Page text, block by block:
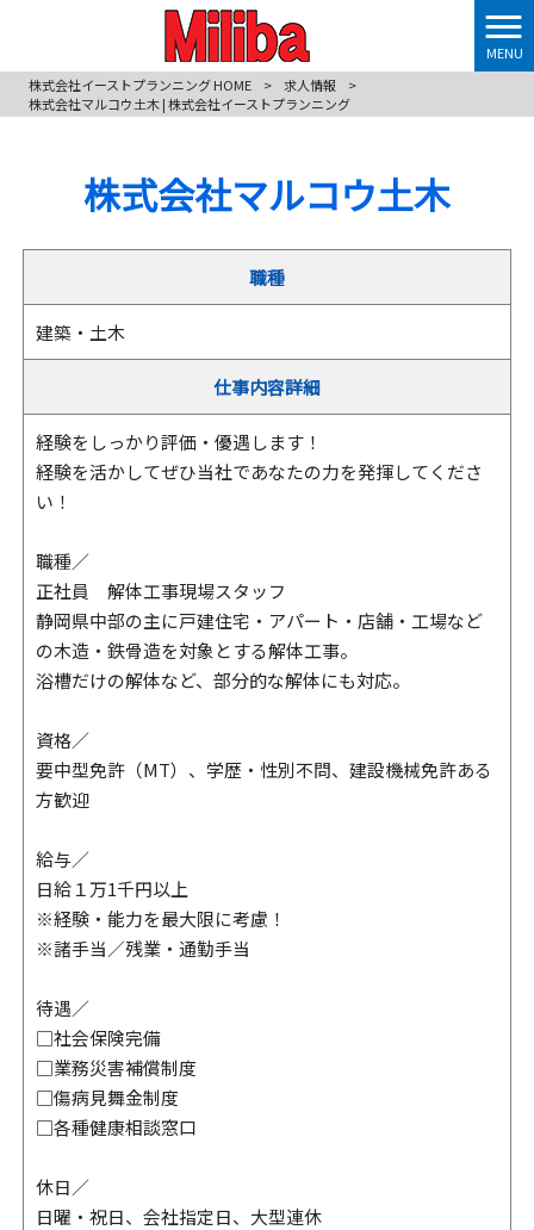
MENU
株式会社イーストプランニング HOME
> 求人情報
>
株式会社マルコウ土木 | 株式会社イーストプランニング
株式会社マルコウ土木
職種
建築・土木
仕事内容詳細
経験をしっかり評価・優遇します！
経験を活かしてぜひ当社であなたの力を発揮してくださ
い！
職種／
正社員 解体工事現場スタッフ
静岡県中部の主に戸建住宅・アパート・店舗・工場など
の木造・鉄骨造を対象とする解体工事。
浴槽だけの解体など、部分的な解体にも対応。
資格／
要中型免許（MT）、学歴・性別不問、建設機械免許ある
方歓迎
給与／
日給１万1千円以上
※経験・能力を最大限に考慮！
※諸手当／残業・通勤手当
待遇／
□社会保険完備
□業務災害補償制度
□傷病見舞金制度
□各種健康相談窓口
休日／
日曜・祝日、会社指定日、大型連休